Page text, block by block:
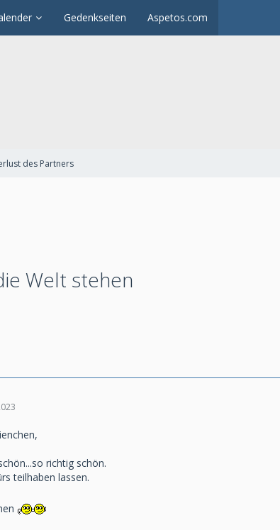
Gedenkseiten Aspetos.com
des Partners
Welt stehen
richtig schön.
teilhaben lassen.